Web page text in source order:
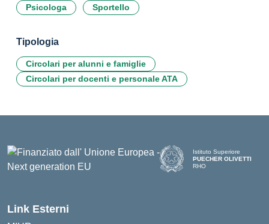
Psicologa Sportello
Tipologia
Circolari per alunni e famiglie
Circolari per docenti e personale ATA
Istituto Superiore
PUECHER OLIVETTI
RHO
Link Esterni